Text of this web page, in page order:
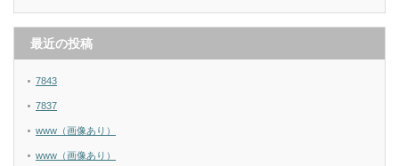
最近の投稿
7843
7837
www（画像あり）
www（画像あり）